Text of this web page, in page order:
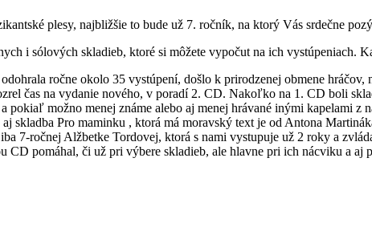
plesy, najbližšie to bude už 7. ročník, na ktorý Vás srdečne
i sólových skladieb, ktoré si môžete vypočut na ich vystúpeniach.
ročne okolo 35 vystúpení, došlo k prirodzenej obmene
čas na vydanie nového, v poradí 2. CD. Nakoľko na 1. CD boli
možno menej známe alebo aj menej hrávané inými kapelami z
skladba Pro maminku , ktorá má moravský text je od Antona
7-ročnej Alžbetke Tordovej, ktorá s nami vystupuje už 2 roky a
pomáhal, či už pri výbere skladieb, ale hlavne pri ich nácviku a aj